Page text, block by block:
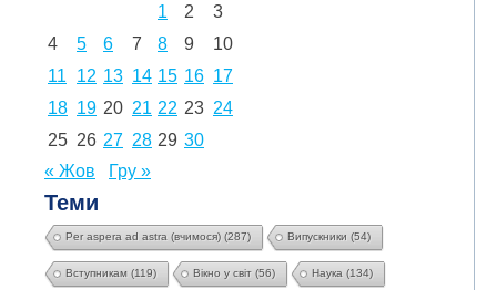
1
2
3
4
5 6 7 8 9
10
11
12 13 14 15 16 17
18 19 20 21 22 23 24
25 26 27 28 29 30
« Жов
Гру »
Теми
Per aspera ad astra (вчимося) (287) Випускники (54)
Вступникам (119) Вікно у світ (56) Наука (134)